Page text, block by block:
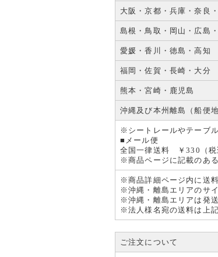
大阪・京都・兵庫・奈良
島根・鳥取・岡山・広島
愛媛・香川・徳島・高知
福岡・佐賀・長崎・大分
熊本・宮崎・鹿児島
沖縄及び本州離島（船便地
※シートレールやテーブ
■メール便
全国一律送料 ￥330（税
※商品ページに記載のあ
※商品詳細ページ内に送
※沖縄・離島エリアのサ
※沖縄・離島エリアは発
※法人様名宛の送料は上
ご注文について